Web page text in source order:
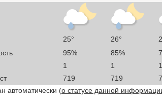
25° 26°
95% 85%
1 1 1
719 719
автоматически (о статусе данной